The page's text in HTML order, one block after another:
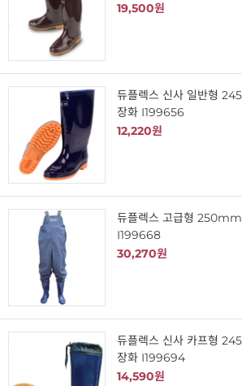
19,500원
듀플렉스 신사 일반형
장화 I199656
12,220원
듀플렉스 고급형
I199668
30,270원
듀플렉스 신사 카프형
장화 I199694
14,590원